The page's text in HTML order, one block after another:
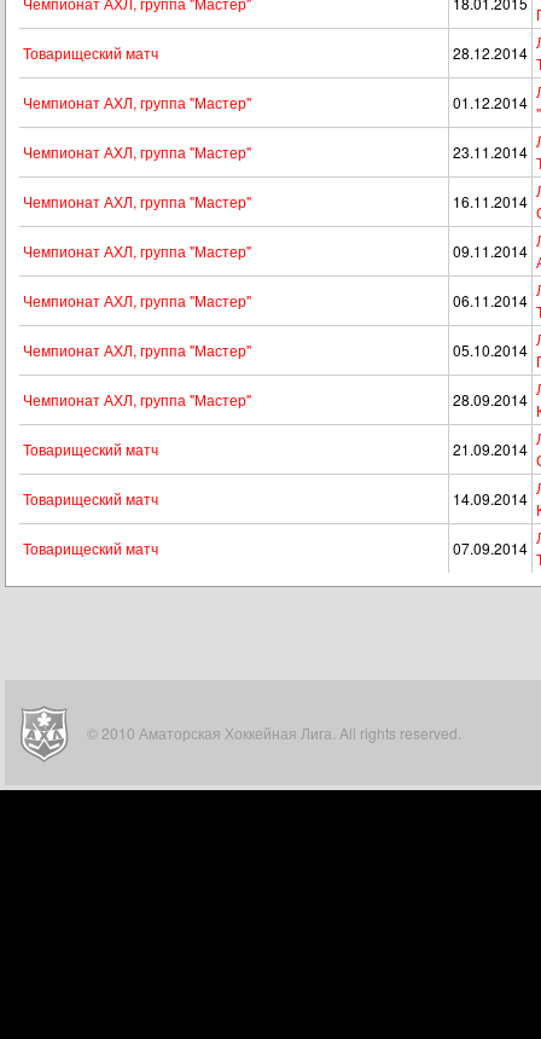
Товарищеский матч
28.12.2014
Чемпионат АХЛ, группа "Мастер"
01.12.2014
Чемпионат АХЛ, группа "Мастер"
23.11.2014
Чемпионат АХЛ, группа "Мастер"
16.11.2014
Чемпионат АХЛ, группа "Мастер"
09.11.2014
Чемпионат АХЛ, группа "Мастер"
06.11.2014
Чемпионат АХЛ, группа "Мастер"
05.10.2014
Чемпионат АХЛ, группа "Мастер"
28.09.2014
Товарищеский матч
21.09.2014
Товарищеский матч
14.09.2014
Товарищеский матч
07.09.2014
© 2010 Аматорская Хоккейная Лига. All rights reserved.